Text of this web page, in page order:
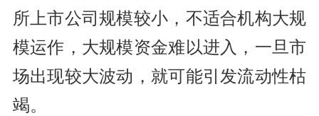
所上市公司规模较小，不适合机构大规
模运作，大规模资金难以进入，一旦市
场出现较大波动，就可能引发流动性枯
竭。